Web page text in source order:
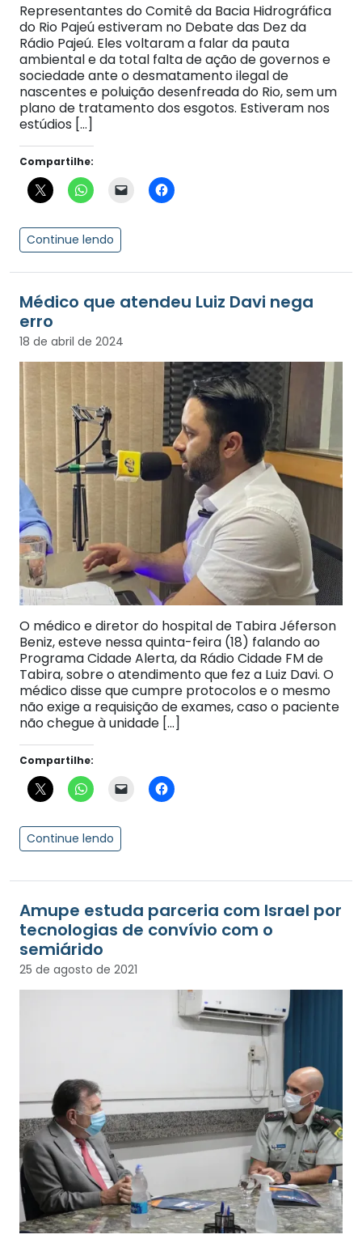
Representantes do Comitê da Bacia Hidrográfica
do Rio Pajeú estiveram no Debate das Dez da
Rádio Pajeú. Eles voltaram a falar da pauta
ambiental e da total falta de ação de governos e
sociedade ante o desmatamento ilegal de
nascentes e poluição desenfreada do Rio, sem um
plano de tratamento dos esgotos. Estiveram nos
estúdios […]
Compartilhe:
Continue lendo
Médico que atendeu Luiz Davi nega
erro
18 de abril de 2024
O médico e diretor do hospital de Tabira Jéferson
Beniz, esteve nessa quinta-feira (18) falando ao
Programa Cidade Alerta, da Rádio Cidade FM de
Tabira, sobre o atendimento que fez a Luiz Davi. O
médico disse que cumpre protocolos e o mesmo
não exige a requisição de exames, caso o paciente
não chegue à unidade […]
Compartilhe:
Continue lendo
Amupe estuda parceria com Israel por
tecnologias de convívio com o
semiárido
25 de agosto de 2021